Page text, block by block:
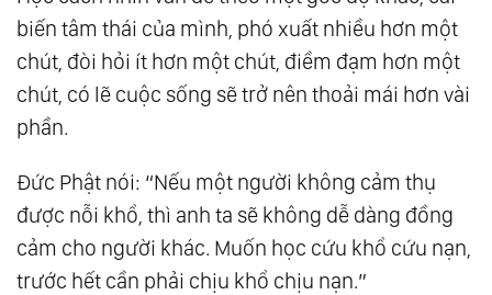
biến tâm thái của mình, phó xuất nhiều hơn một
chút, đòi hỏi ít hơn một chút, điềm đạm hơn một
chút, có lẽ cuộc sống sẽ trở nên thoải mái hơn vài
phần.
Đức Phật nói: “Nếu một người không cảm thụ
được nỗi khổ, thì anh ta sẽ không dễ dàng đồng
cảm cho người khác. Muốn học cứu khổ cứu nạn,
trước hết cần phải chịu khổ chịu nạn.”